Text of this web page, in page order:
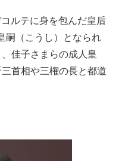
ルテに身を包んだ皇后
嗣（こうし）となられ
佳子さまらの成人皇
首相や三権の長と都道